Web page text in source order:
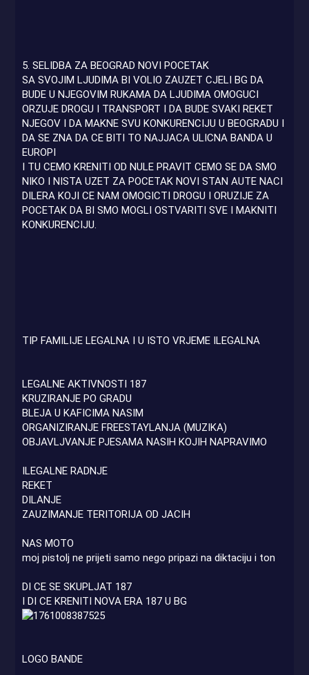
5. SELIDBA ZA BEOGRAD NOVI POCETAK
SA SVOJIM LJUDIMA BI VOLIO ZAUZET CJELI BG DA
BUDE U NJEGOVIM RUKAMA DA LJUDIMA OMOGUCI
ORZUJE DROGU I TRANSPORT I DA BUDE SVAKI REKET
NJEGOV I DA MAKNE SVU KONKURENCIJU U BEOGRADU I
DA SE ZNA DA CE BITI TO NAJJACA ULICNA BANDA U
EUROPI
I TU CEMO KRENITI OD NULE PRAVIT CEMO SE DA SMO
NIKO I NISTA UZET ZA POCETAK NOVI STAN AUTE NACI
DILERA KOJI CE NAM OMOGICTI DROGU I ORUZIJE ZA
POCETAK DA BI SMO MOGLI OSTVARITI SVE I MAKNITI
KONKURENCIJU.
TIP FAMILIJE LEGALNA I U ISTO VRJEME ILEGALNA
LEGALNE AKTIVNOSTI 187
KRUZIRANJE PO GRADU
BLEJA U KAFICIMA NASIM
ORGANIZIRANJE FREESTAYLANJA (MUZIKA)
OBJAVLJVANJE PJESAMA NASIH KOJIH NAPRAVIMO
ILEGALNE RADNJE
REKET
DILANJE
ZAUZIMANJE TERITORIJA OD JACIH
NAS MOTO
moj pistolj ne prijeti samo nego pripazi na diktaciju i ton
DI CE SE SKUPLJAT 187
I DI CE KRENITI NOVA ERA 187 U BG
LOGO BANDE